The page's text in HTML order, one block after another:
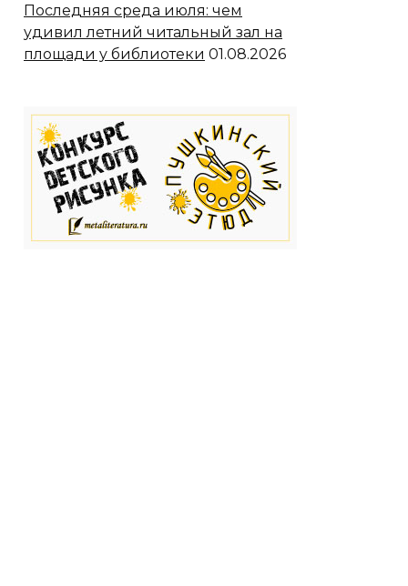
Последняя среда июля: чем
удивил летний читальный зал на
площади у библиотеки 01.08.2026